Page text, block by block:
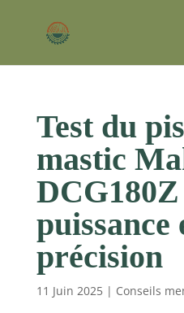
Test du
mastic
puissance
précision
11 Juin 2025| Conseils